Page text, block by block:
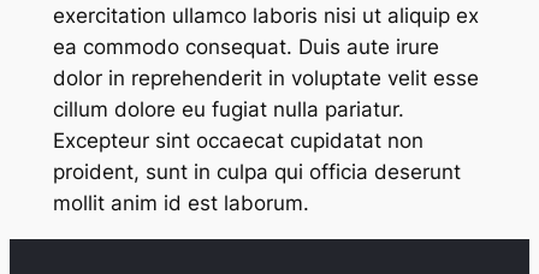
exercitation ullamco laboris nisi ut aliquip ex
ea commodo consequat. Duis aute irure
dolor in reprehenderit in voluptate velit esse
cillum dolore eu fugiat nulla pariatur.
Excepteur sint occaecat cupidatat non
proident, sunt in culpa qui officia deserunt
mollit anim id est laborum.